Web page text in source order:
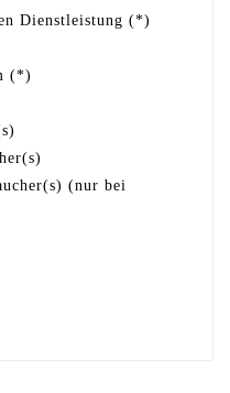
Dienstleistung (*)
(*)
(nur bei